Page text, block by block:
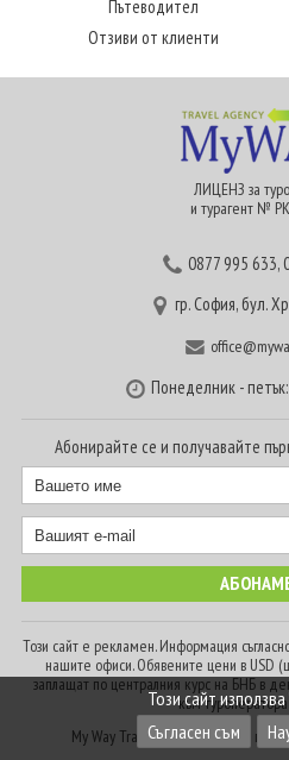
Пътеводител
Отзиви от клиенти
ЛИЦЕНЗ за
и турагент №
0877 995 633,
гр. София, бул.
Понеделник -
Абонирайте се и получавайте
Този сайт е рекламен. Информация
нашите офиси. Обявените цени в USD
заплащат по централния курс на БНБ в
към
My Way Travel © 2016. Всички
Този сайт използва
Съгласен съм